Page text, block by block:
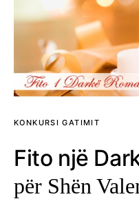
KONKURSI GATIMIT
Fito një
për Shën